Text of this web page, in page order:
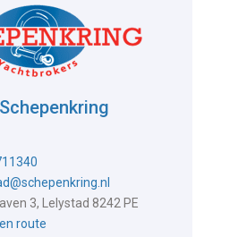
3, Lelystad 8242 PE
route